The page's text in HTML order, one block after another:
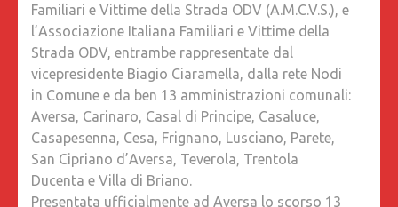
Familiari e Vittime della Strada ODV (A.M.C.V.S.), e
l’Associazione Italiana Familiari e Vittime della
Strada ODV, entrambe rappresentate dal
vicepresidente Biagio Ciaramella, dalla rete Nodi
in Comune e da ben 13 amministrazioni comunali:
Aversa, Carinaro, Casal di Principe, Casaluce,
Casapesenna, Cesa, Frignano, Lusciano, Parete,
San Cipriano d’Aversa, Teverola, Trentola
Ducenta e Villa di Briano.
Presentata ufficialmente ad Aversa lo scorso 13